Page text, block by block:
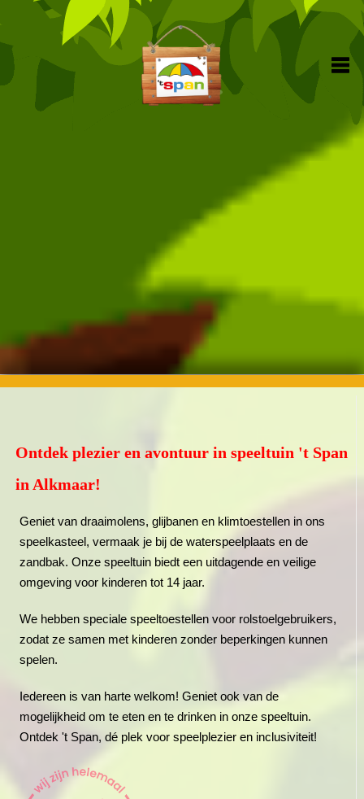
Ontdek plezier en avontuur in speeltuin 't Span
in Alkmaar!
Geniet van draaimolens, glijbanen en klimtoestellen in ons
speelkasteel, vermaak je bij de waterspeelplaats en de
zandbak. Onze speeltuin biedt een uitdagende en veilige
omgeving voor kinderen tot 14 jaar.
We hebben speciale speeltoestellen voor rolstoelgebruikers,
zodat ze samen met kinderen zonder beperkingen kunnen
spelen.
Iedereen is van harte welkom! Geniet ook van de
mogelijkheid om te eten en te drinken in onze speeltuin.
Ontdek 't Span, dé plek voor speelplezier en inclusiviteit!